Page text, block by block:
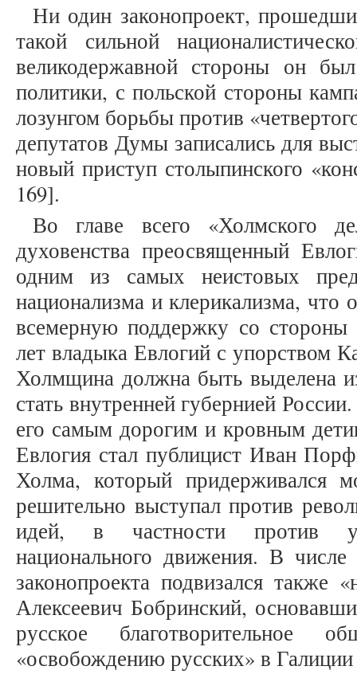
Ни один законопроект,
такой сильной
великодержавной стороны он
политики, с польской стороны
лозунгом борьбы против
депутатов Думы записались для
новый приступ столыпинского
169].
Во главе всего «Холмского
духовенства преосвященный
одним из самых неистовых
национализма и клерикализма, что
всемерную поддержку со
лет владыка Евлогий с упорством
Холмщина должна быть выделена
стать внутренней губернией
его самым дорогим и кровным
Евлогия стал публицист Иван
Холма, который придерживался
решительно выступал против
идей, в частности против
национального движения. В числе
законопроекта подвизался также
Алексеевич Бобринский,
русское благотворительное
«освобождению русских» в